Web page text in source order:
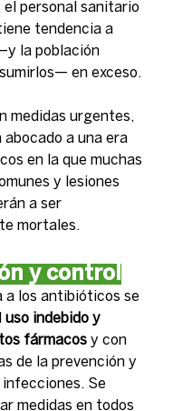
el personal sanitario
tendencia a
la población
en exceso.
medidas urgentes,
abocado a una era
en la que muchas
y lesiones
a ser
mortales.
y control
a los antibióticos se
uso indebido y
fármacos y con
de la prevención y
Se
medidas en todos